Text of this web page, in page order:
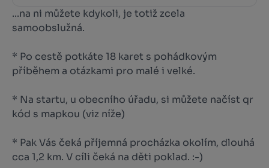
...na ni můžete kdykoli, je totiž zcela
samoobslužná.
* Po cestě potkáte 18 karet s pohádkovým
příběhem a otázkami pro malé i velké.
* Na startu, u obecního úřadu, si můžete načíst qr
kód s mapkou (viz níže)
* Pak Vás čeká příjemná procházka okolím, dlouhá
cca 1,2 km. V cíli čeká na děti poklad. :-)